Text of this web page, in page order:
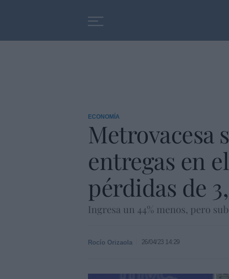
ECONOMÍA
Metrovacesa
entregas en
pérdidas de
Ingresa un 44% menos, pero
Rocío Orizaola 26/04/23 14:29